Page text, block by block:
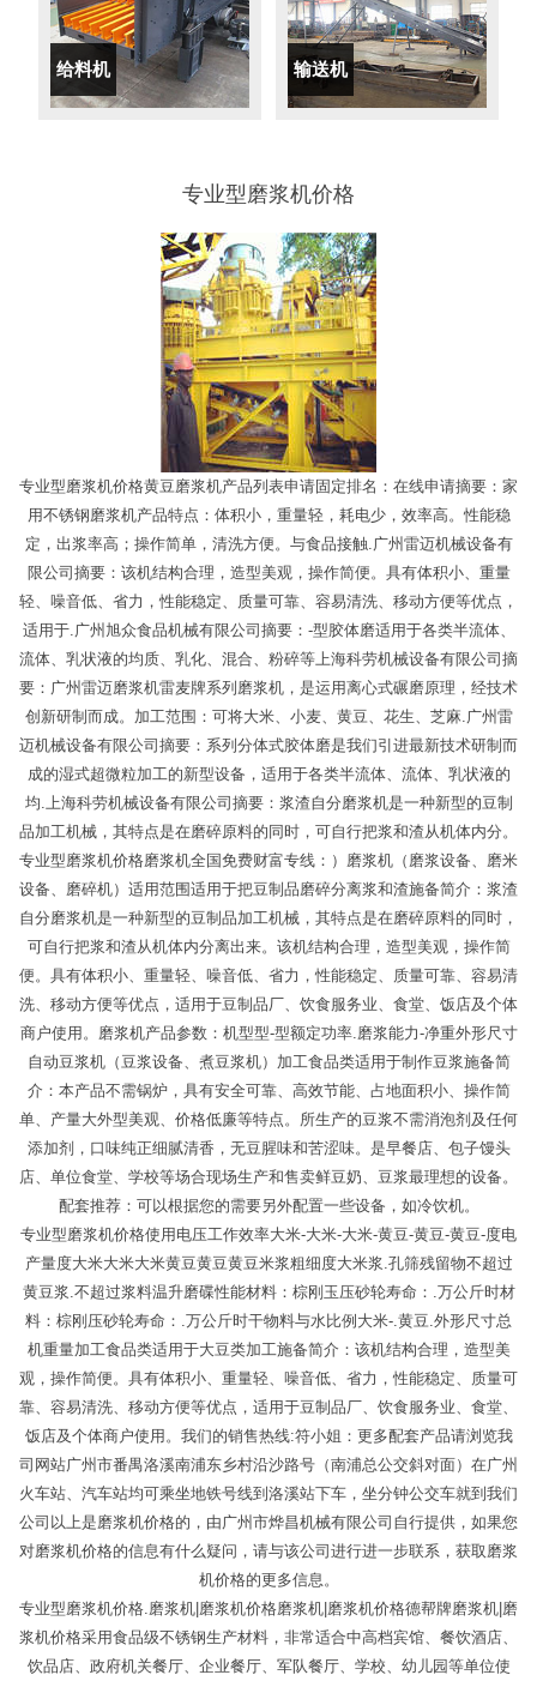
给料机 输送机
专业型磨浆机价格
专业型磨浆机价格黄豆磨浆机产品列表申请固定排名：在线申请摘要：家
用不锈钢磨浆机产品特点：体积小，重量轻，耗电少，效率高。性能稳
定，出浆率高；操作简单，清洗方便。与食品接触.广州雷迈机械设备有
限公司摘要：该机结构合理，造型美观，操作简便。具有体积小、重量
轻、噪音低、省力，性能稳定、质量可靠、容易清洗、移动方便等优点，
适用于.广州旭众食品机械有限公司摘要：-型胶体磨适用于各类半流体、
流体、乳状液的均质、乳化、混合、粉碎等上海科劳机械设备有限公司摘
要：广州雷迈磨浆机雷麦牌系列磨浆机，是运用离心式碾磨原理，经技术
创新研制而成。加工范围：可将大米、小麦、黄豆、花生、芝麻.广州雷
迈机械设备有限公司摘要：系列分体式胶体磨是我们引进最新技术研制而
成的湿式超微粒加工的新型设备，适用于各类半流体、流体、乳状液的
均.上海科劳机械设备有限公司摘要：浆渣自分磨浆机是一种新型的豆制
品加工机械，其特点是在磨碎原料的同时，可自行把浆和渣从机体内分。
专业型磨浆机价格磨浆机全国免费财富专线：）磨浆机（磨浆设备、磨米
设备、磨碎机）适用范围适用于把豆制品磨碎分离浆和渣施备简介：浆渣
自分磨浆机是一种新型的豆制品加工机械，其特点是在磨碎原料的同时，
可自行把浆和渣从机体内分离出来。该机结构合理，造型美观，操作简
便。具有体积小、重量轻、噪音低、省力，性能稳定、质量可靠、容易清
洗、移动方便等优点，适用于豆制品厂、饮食服务业、食堂、饭店及个体
商户使用。磨浆机产品参数：机型型-型额定功率.磨浆能力-净重外形尺寸
自动豆浆机（豆浆设备、煮豆浆机）加工食品类适用于制作豆浆施备简
介：本产品不需锅炉，具有安全可靠、高效节能、占地面积小、操作简
单、产量大外型美观、价格低廉等特点。所生产的豆浆不需消泡剂及任何
添加剂，口味纯正细腻清香，无豆腥味和苦涩味。是早餐店、包子馒头
店、单位食堂、学校等场合现场生产和售卖鲜豆奶、豆浆最理想的设备。
配套推荐：可以根据您的需要另外配置一些设备，如冷饮机。
专业型磨浆机价格使用电压工作效率大米-大米-大米-黄豆-黄豆-黄豆-度电
产量度大米大米大米黄豆黄豆黄豆米浆粗细度大米浆.孔筛残留物不超过
黄豆浆.不超过浆料温升磨碟性能材料：棕刚玉压砂轮寿命：.万公斤时材
料：棕刚压砂轮寿命：.万公斤时干物料与水比例大米-.黄豆.外形尺寸总
机重量加工食品类适用于大豆类加工施备简介：该机结构合理，造型美
观，操作简便。具有体积小、重量轻、噪音低、省力，性能稳定、质量可
靠、容易清洗、移动方便等优点，适用于豆制品厂、饮食服务业、食堂、
饭店及个体商户使用。我们的销售热线:符小姐：更多配套产品请浏览我
司网站广州市番禺洛溪南浦东乡村沿沙路号（南浦总公交斜对面）在广州
火车站、汽车站均可乘坐地铁号线到洛溪站下车，坐分钟公交车就到我们
公司以上是磨浆机价格的，由广州市烨昌机械有限公司自行提供，如果您
对磨浆机价格的信息有什么疑问，请与该公司进行进一步联系，获取磨浆
机价格的更多信息。
专业型磨浆机价格.磨浆机|磨浆机价格磨浆机|磨浆机价格德帮牌磨浆机|磨
浆机价格采用食品级不锈钢生产材料，非常适合中高档宾馆、餐饮酒店、
饮品店、政府机关餐厅、企业餐厅、军队餐厅、学校、幼儿园等单位使